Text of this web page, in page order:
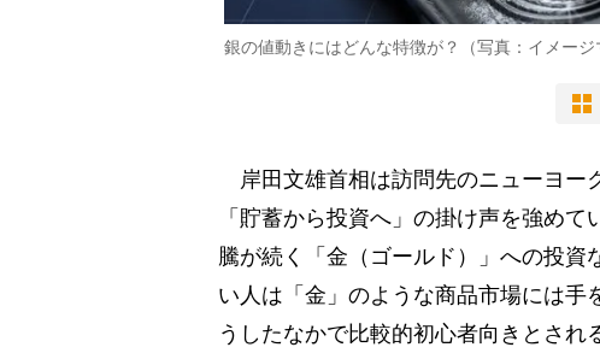
銀の値動きにはどんな特徴が？（写真：イメージ
岸田文雄首相は訪問先のニューヨー
「貯蓄から投資へ」の掛け声を強め
騰が続く「金（ゴールド）」への投資
い人は「金」のような商品市場には手
うしたなかで比較的初心者向きとさ